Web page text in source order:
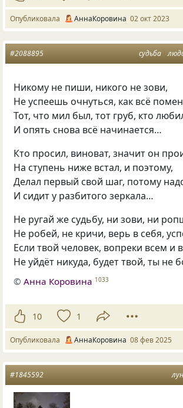
Опубликовала АннаКоровина 02 окт 2023
судьба
#2088895
Никому не пиши, никого не зови,
Не успеешь очнуться, как всё
Тот, что мил был, тот груб, кто
И опять снова всё начинается…
Кто просил, виноват, значит он
На ступень ниже встал, и поэтому,
Делал первый свой шаг, потому
И сидит у разбитого зеркала…
Не ругай же судьбу, ни зови, ни
Не робей, не кричи, верь в себя,
Если твой человек, вопреки всем и
Не уйдёт никуда, будет твой, ты не
©Анна Коровина 1033
10 1
Опубликовала АннаКоровина 08 фев 2025
#1845592